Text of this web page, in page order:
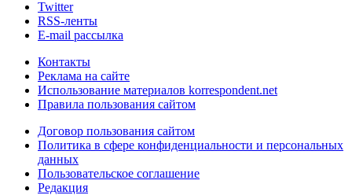
Twitter
RSS-ленты
E-mail рассылка
Контакты
Реклама на сайте
Использование материалов korrespondent.net
Правила пользования сайтом
Договор пользования сайтом
Политика в сфере конфиденциальности и персональных
данных
Пользовательское соглашение
Редакция